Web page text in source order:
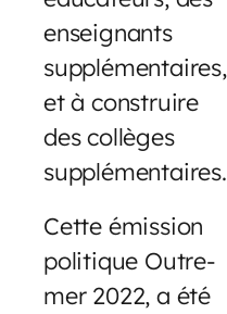
enseignants
supplémentaires,
et à construire
des collèges
supplémentaires.
Cette émission
politique Outre-
mer 2022, a été